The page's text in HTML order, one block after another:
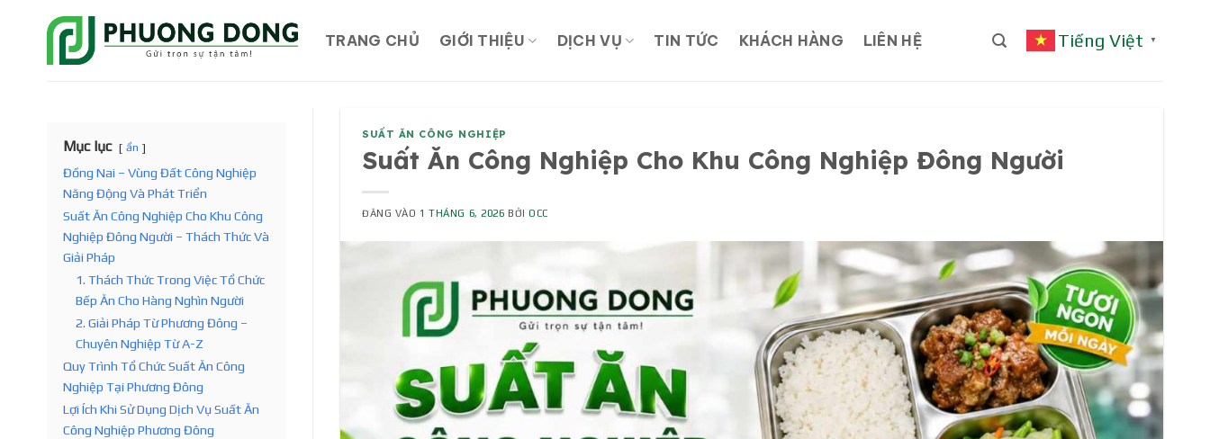
TRANG CHỦ GIỚI THIỆU DỊCH VỤ TIN TỨC KHÁCH HÀNG LIÊN HỆ Tiếng Việt ▼
Mục lục ẩn
Đồng Nai – Vùng Đất Công Nghiệp
Năng Động Và Phát Triển
Suất Ăn Công Nghiệp Cho Khu Công
Nghiệp Đông Người – Thách Thức Và
Giải Pháp
1. Thách Thức Trong Việc Tổ Chức
Bếp Ăn Cho Hàng Nghìn Người
2. Giải Pháp Từ Phương Đông –
Chuyên Nghiệp Từ A-Z
Quy Trình Tổ Chức Suất Ăn Công
Nghiệp Tại Phương Đông
Lợi Ích Khi Sử Dụng Dịch Vụ Suất Ăn
Công Nghiệp Phương Đông
SUẤT ĂN CÔNG NGHIỆP
Suất Ăn Công Nghiệp Cho Khu Công Nghiệp Đông Người
ĐĂNG VÀO 1 THÁNG 6, 2026 BỞIOCC